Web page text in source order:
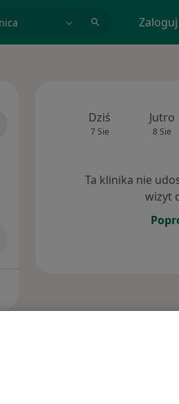
Dziś
7 Sie
Jutro
8 Sie
Ta klinika nie
wizyt